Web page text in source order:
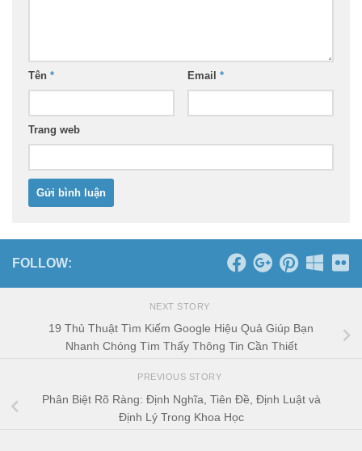
Tên * Email *
Trang web
FOLLOW:
NEXT STORY
19 Thủ Thuật Tìm Kiếm Google Hiệu Quả Giúp Bạn
Nhanh Chóng Tìm Thấy Thông Tin Cần Thiết
PREVIOUS STORY
Phân Biệt Rõ Ràng: Định Nghĩa, Tiên Đề, Định Luật và
Định Lý Trong Khoa Học